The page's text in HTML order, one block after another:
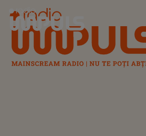
Radio Impuls